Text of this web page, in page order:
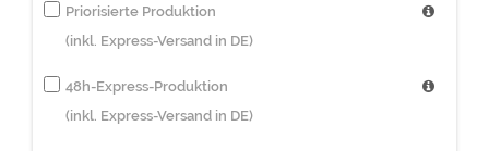
Priorisierte Produktion
(inkl. Express-Versand in DE)
48h-Express-Produktion
(inkl. Express-Versand in DE)